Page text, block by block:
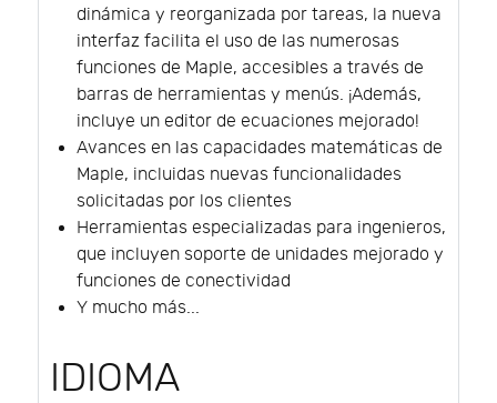
dinámica y reorganizada por tareas, la nueva
interfaz facilita el uso de las numerosas
funciones de Maple, accesibles a través de
barras de herramientas y menús. ¡Además,
incluye un editor de ecuaciones mejorado!
Avances en las capacidades matemáticas de
Maple, incluidas nuevas funcionalidades
solicitadas por los clientes
Herramientas especializadas para ingenieros,
que incluyen soporte de unidades mejorado y
funciones de conectividad
Y mucho más...
IDIOMA